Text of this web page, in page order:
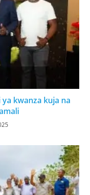
kwanza kuja na